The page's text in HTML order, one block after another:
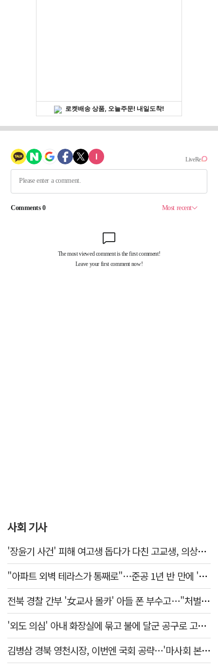
사회 기사
'장윤기 사건' 피해 여고생 돕다가 다친 고교생, 의상자 인정
"아파트 외벽 테라스가 통째로"…준공 1년 반 만에 '아찔 사고'
전북 경찰 간부 '女교사 몰카' 아들 폰 부수고…"처벌 못하는 사안" 내부망에 글
'외도 의심' 아내 화장실에 묶고 불에 달군 공구로 고문…남편 검거
김병삼 경북 영천시장, 이번엔 국회 공략…'마사회 본사 이전·광역교통망 확충' 요청